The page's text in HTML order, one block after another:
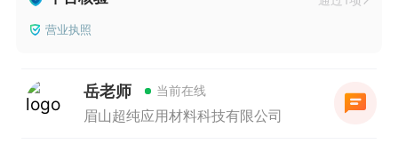
营业执照
岳老师 当前在线
眉山超纯应用材料科技有限公司